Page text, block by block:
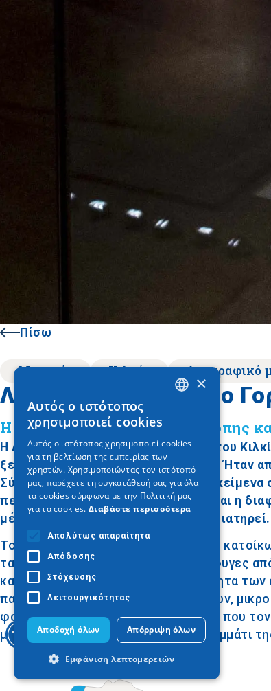
Πίσω
Μουσείο Κιλκίς Λαογραφικό
Λαογραφικό Μουσείο
Η παραδοσιακή ζωή της Γοργόπης
Η Λαογραφική Έκθεση στη Γοργόπη του
ξεκίνησε τη λειτουργία της το 2002. Ήταν
Σύλλογο «Νέοι Παίονες» και τα
περιοχής. Σκοπός του Μουσείου είναι η
μέσα από τον θησαυρό μνήμης που διατηρεί.
Το Μουσείο παρουσιάζει τη ζωή των
τα αντικείμενα που έφεραν οι πρόσφυγες
και αντιλαμβάνεται την καθημερινότητα
παραδοσιακών ασχολιών και εργασιών,
φορεσιές και όλα εκείνα τα στοιχεία που
μεγαλύτεροι θα αναγνωρίσουν ως κομμάτι
×
Αυτός ο ιστότοπος
χρησιμοποιεί cookies
Αυτός ο ιστότοπος χρησιμοποιεί cookies
για τη βελτίωση της εμπειρίας των
χρηστών. Χρησιμοποιώντας τον ιστότοπό
μας, παρέχετε τη συγκατάθεσή σας για όλα
τα cookies σύμφωνα με την Πολιτική μας
για τα cookies. Διαβάστε περισσότερα
Απολύτως απαραίτητα
Απόδοσης
Στόχευσης
Λειτουργικότητας
Αποδοχή όλων Απόρριψη όλων
Εμφάνιση λεπτομερειών